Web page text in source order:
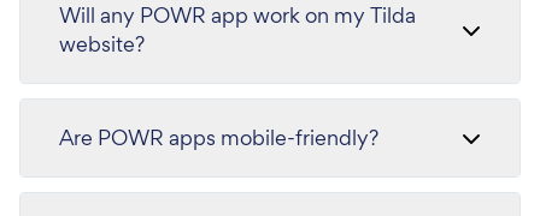
Will any POWR app work on my Tilda
website?
Are POWR apps mobile-friendly?